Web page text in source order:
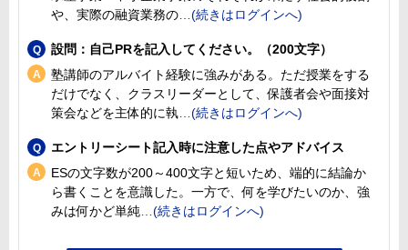
や、実際の融資業務の
設問：自己PRを記入してください。（200文字）
塾講師のアルバイト経験に強みがある。ただ授業をする
だけでなく、クラスリーダーとして、保護者会や面接対
策会などを主体的に執
エントリーシート記入時に注意した点やアドバイス
ESの文字数が200～400文字と短いため、端的に結論か
ら書くことを意識した。一方で、何を学びたいのか、強
みは何かど単純